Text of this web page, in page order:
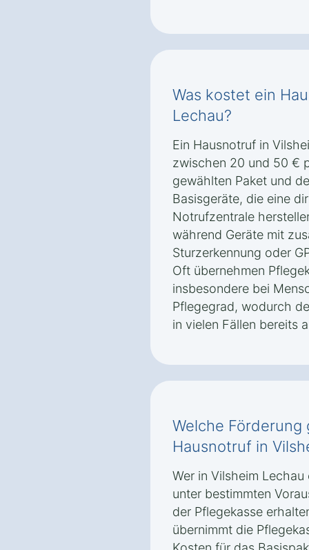
Was kostet ein
Lechau?
Ein Hausnotruf in
zwischen 20 und 50 €
gewählten Paket und
Basisgeräte, die eine
Notrufzentrale
während Geräte mit
Sturzerkennung oder
Oft übernehmen
insbesondere bei
Pflegegrad, wodurch
in vielen Fällen bereits
Welche
Hausnotruf in
Wer in Vilsheim
unter bestimmten
der Pflegekasse
übernimmt die